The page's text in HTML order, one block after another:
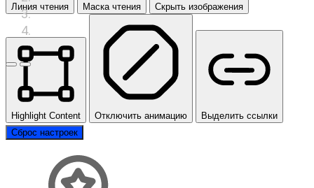
Предыдущий слайд
Следующий слайд
Линия чтения Маска чтения Скрыть изображения
Highlight Content Отключить анимацию
Выделить ссылки
Сброс настроек